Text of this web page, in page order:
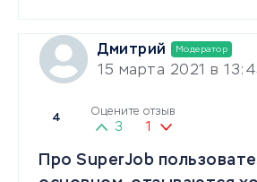
Дмитрий Модератор
15 марта 2021 в
4
Оцените отзыв
3 1
Про SuperJob